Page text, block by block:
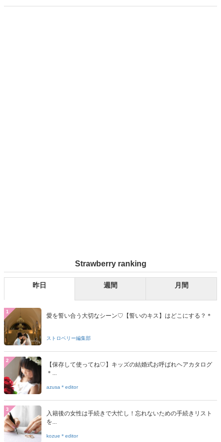
Strawberry ranking
昨日 週間 月間
1
愛を誓い合う大切なシーン♡【誓いのキス】はどこにする？＊
ストロベリー編集部
2
【保存して使ってね♡】キッズの結婚式お呼ばれヘアカタログ
＊...
azusa＊editor
3
入籍後の女性は手続きで大忙し！忘れないための手続きリスト
を...
kozue＊editor